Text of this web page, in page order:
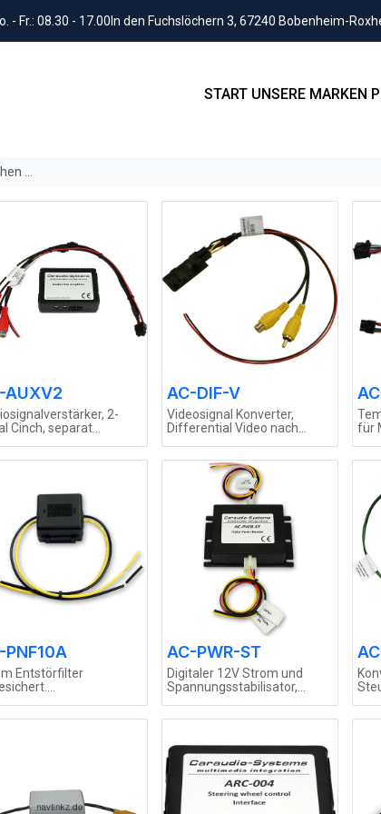
- Fr.: 08.30 - 17.00 In den Fuchslöchern 3, 67240 Bobenheim-
START UNSERE MARKEN
AUXV2
2-
Cinch, separat
AC-DIF-V
Videosignal Konverter,
Differential Video nach
für
PNF10A
Entstörfilter
AC-PWR-ST
Digitaler 12V Strom und
Spannungsstabilisator,